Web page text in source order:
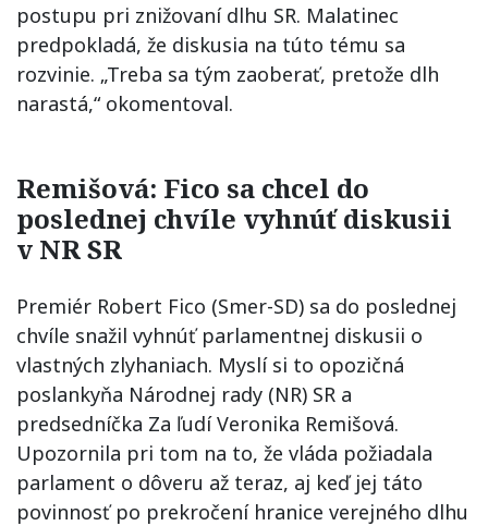
postupu pri znižovaní dlhu SR. Malatinec
predpokladá, že diskusia na túto tému sa
rozvinie. „Treba sa tým zaoberať, pretože dlh
narastá,“ okomentoval.
Remišová: Fico sa chcel do
poslednej chvíle vyhnúť diskusii
v NR SR
Premiér Robert Fico (Smer-SD) sa do poslednej
chvíle snažil vyhnúť parlamentnej diskusii o
vlastných zlyhaniach. Myslí si to opozičná
poslankyňa Národnej rady (NR) SR a
predsedníčka Za ľudí Veronika Remišová.
Upozornila pri tom na to, že vláda požiadala
parlament o dôveru až teraz, aj keď jej táto
povinnosť po prekročení hranice verejného dlhu